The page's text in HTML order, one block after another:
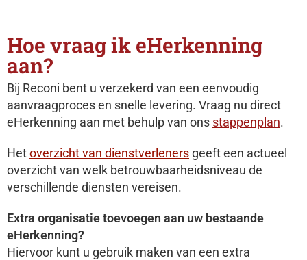
Hoe vraag ik eHerkenning
aan?
Bij Reconi bent u verzekerd van een eenvoudig
aanvraagproces en snelle levering. Vraag nu direct
eHerkenning aan met behulp van ons stappenplan.
Hetoverzicht van dienstverleners geeft een actueel
overzicht van welk betrouwbaarheidsniveau de
verschillende diensten vereisen.
Extra organisatie toevoegen aan uw bestaande
eHerkenning?
Hiervoor kunt u gebruik maken van een extra